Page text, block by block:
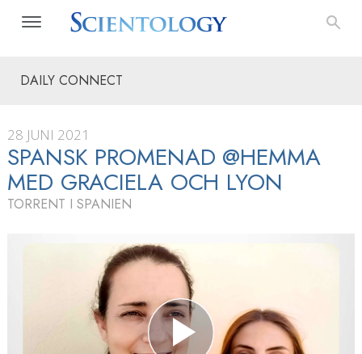
DAILY CONNECT
28 JUNI 2021
SPANSK PROMENAD @HEMMA
MED GRACIELA OCH LYON
TORRENT I SPANIEN